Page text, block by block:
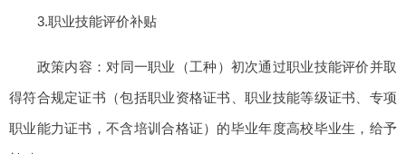
3.职业技能评价补贴
政策内容：对同一职业（工种）初次通过职业技能评价并取
得符合规定证书（包括职业资格证书、职业技能等级证书、专项
职业能力证书，不含培训合格证）的毕业年度高校毕业生，给予